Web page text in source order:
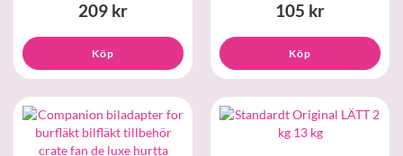
209 kr
Köp
105 kr
Köp